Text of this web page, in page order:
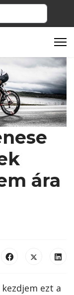
2 or more
ára
kezdjem ezt a